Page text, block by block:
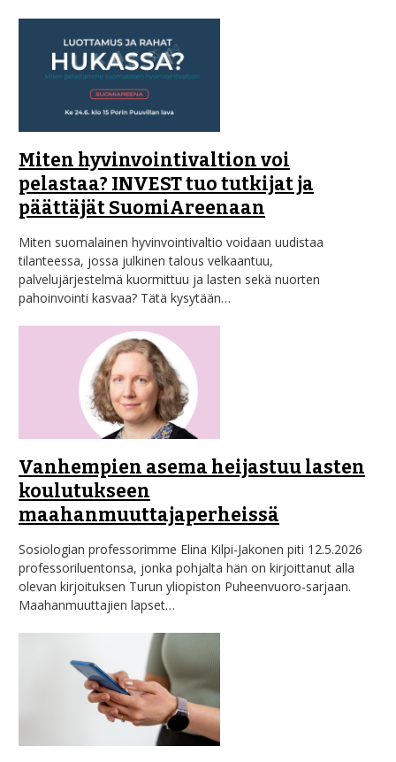
Miten hyvinvointivaltion voi
pelastaa? INVEST tuo tutkijat ja
päättäjät SuomiAreenaan
Miten suomalainen hyvinvointivaltio voidaan uudistaa
tilanteessa, jossa julkinen talous velkaantuu,
palvelujärjestelmä kuormittuu ja lasten sekä nuorten
pahoinvointi kasvaa? Tätä kysytään…
Vanhempien asema heijastuu lasten
koulutukseen
maahanmuuttajaperheissä
Sosiologian professorimme Elina Kilpi-Jakonen piti 12.5.2026
professoriluentonsa, jonka pohjalta hän on kirjoittanut alla
olevan kirjoituksen Turun yliopiston Puheenvuoro-sarjaan.
Maahanmuuttajien lapset…